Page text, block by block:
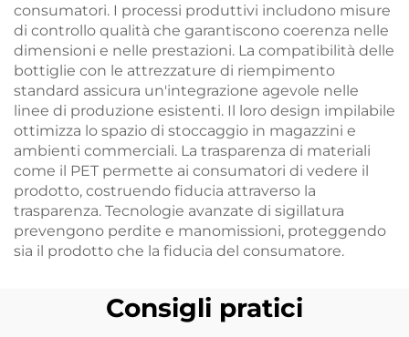
consumatori. I processi produttivi includono misure
di controllo qualità che garantiscono coerenza nelle
dimensioni e nelle prestazioni. La compatibilità delle
bottiglie con le attrezzature di riempimento
standard assicura un'integrazione agevole nelle
linee di produzione esistenti. Il loro design impilabile
ottimizza lo spazio di stoccaggio in magazzini e
ambienti commerciali. La trasparenza di materiali
come il PET permette ai consumatori di vedere il
prodotto, costruendo fiducia attraverso la
trasparenza. Tecnologie avanzate di sigillatura
prevengono perdite e manomissioni, proteggendo
sia il prodotto che la fiducia del consumatore.
Consigli pratici